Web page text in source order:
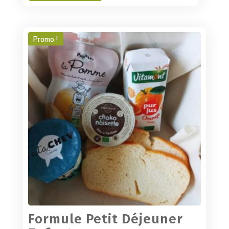
déjeuner
Promo !
Formule Petit Déjeuner